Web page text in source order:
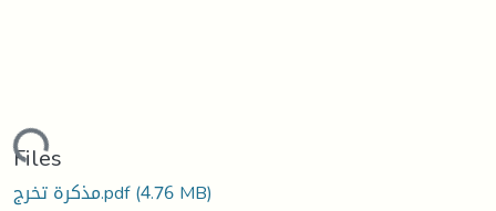
Loading...
Files
مذكرة تخرج.pdf(4.76 MB)